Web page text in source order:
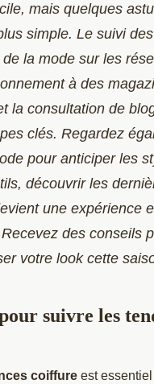
mais quelques
simple. Le suivi des
la mode sur les
à des
la consultation de
clés. Regardez
pour anticiper les
découvrir les
une expérience
des conseils
votre look cette
suivre les
coiffure est